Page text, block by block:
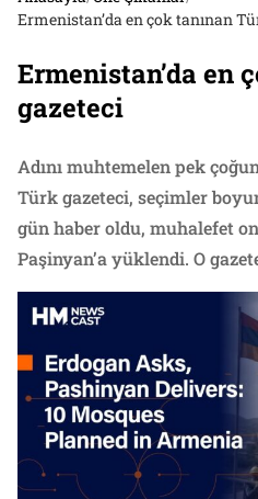
Ermenistan’da en çok tanınan
Ermenistan’da en
gazeteci
Adını muhtemelen pek
Türk gazeteci, seçimler
gün haber oldu, muhalefet
Paşinyan’a yüklendi. O